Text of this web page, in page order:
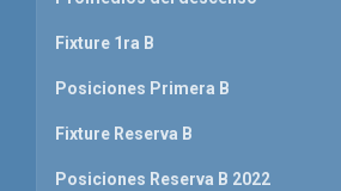
Fixture 1ra B
Posiciones Primera B
Fixture Reserva B
Posiciones Reserva B 2022